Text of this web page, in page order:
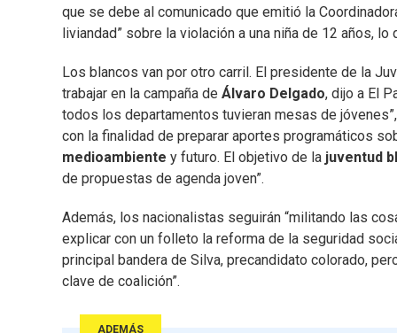
que se debe al comunicado que emitió la
liviandad” sobre la violación a una niña de 12 años,
Los blancos van por otro carril. El presidente de la
trabajar en la campaña de Álvaro Delgado, dijo a El
todos los departamentos tuvieran mesas de
con la finalidad de preparar aportes programáticos
medioambiente y futuro. El objetivo de la juventud
de propuestas de agenda joven”.
Además, los nacionalistas seguirán “militando las
explicar con un folleto la reforma de la seguridad
principal bandera de Silva, precandidato colorado,
clave de coalición”.
ADEMÁS